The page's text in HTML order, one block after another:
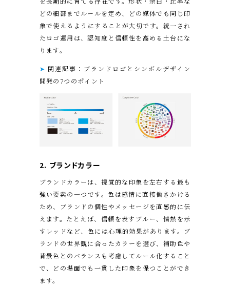
どの細部までルールを定め、どの媒体でも同じ印
象で使えるようにすることが大切です。統一され
たロゴ運用は、認知度と信頼性を高める土台にな
ります。
➤ 関連記事：ブランドロゴとシンボルデザイン
開発の7つのポイント
2. ブランドカラー
ブランドカラーは、視覚的な印象を左右する最も
強い要素の一つです。色は感情に直接働きかける
ため、ブランドの個性やメッセージを直感的に伝
えます。たとえば、信頼を表すブルー、情熱を示
すレッドなど、色には心理的効果があります。ブ
ランドの世界観に合ったカラーを選び、補助色や
背景色とのバランスも考慮してルール化すること
で、どの場面でも一貫した印象を保つことができ
ます。